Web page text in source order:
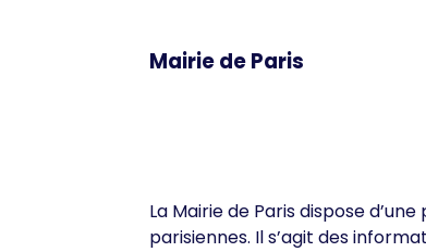
Mairie de Paris
La Mairie de Paris dispose
parisiennes. Il s’agit des